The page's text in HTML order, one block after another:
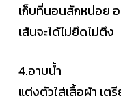
เก็บที่นอนสักหน่อย
เส้นจะได้ไม่ยึดไม่ตึง
4.อาบน้ำ
แต่งตัวใส่เสื้อผ้า เ